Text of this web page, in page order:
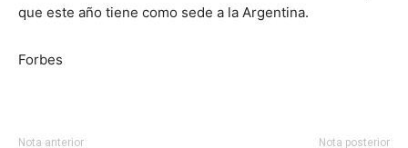
que este año tiene como sede a la Argentina.
Forbes
Nota anterior Nota posterior